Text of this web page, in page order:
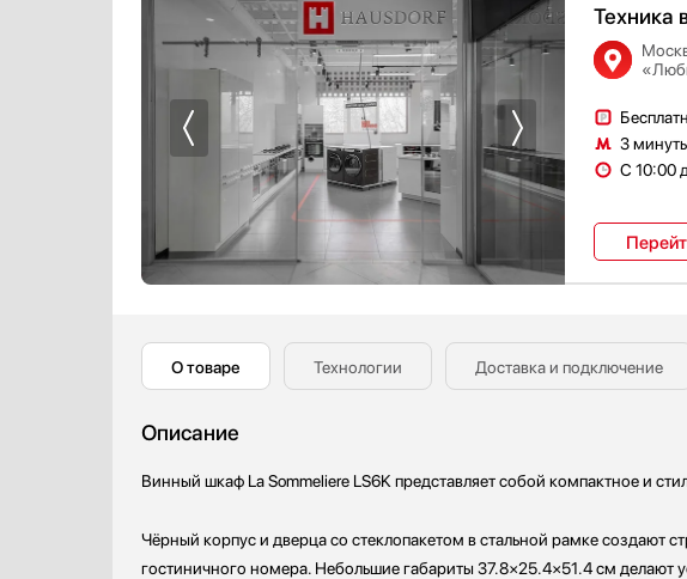
Мультиварки
Мясорубки
Обогреватели
Очистители воздуха
Пароварки
Паровые шкафы для одежды
Парогенераторы
Подогреватели
Посуда
Проф. аксессуары
Профессиональные ледогенераторы
Пылесосы
Соковыжималки
Стаканомоечные машины
Lofra
Maunfeld
MC Wine
Meyvel
Miele
Neff
Restart
Signature Kitchen Suite
Техника
3
С 10:00
О товаре Технологии Доставка и подключение
Описание
Винный шкаф La Sommeliere LS6K представляет собой компактное и
Чёрный корпус и дверца со стеклопакетом в стальной рамке создают
гостиничного номера. Небольшие габариты 37.8×25.4×51.4 см делают